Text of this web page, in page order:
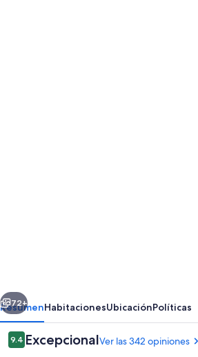
Siguiente
72+
ResumenHabitacionesUbicaciónPolíticas
Opiniones
9.49.4 de 10,
ExcepcionalVer las 342 opiniones